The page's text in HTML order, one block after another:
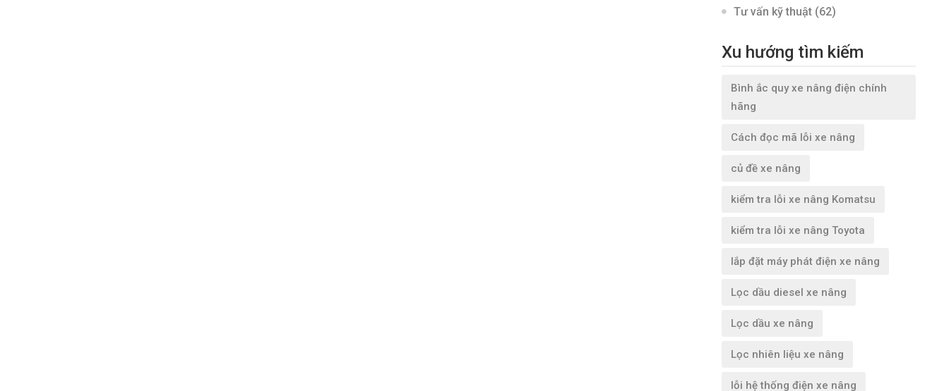
Tư vấn kỹ thuật (62)
Xu hướng tìm kiếm
Bình ắc quy xe nâng điện chính
hãng
Cách đọc mã lỗi xe nâng
củ đề xe nâng
kiểm tra lỗi xe nâng Komatsu
kiểm tra lỗi xe nâng Toyota
lắp đặt máy phát điện xe nâng
Lọc dầu diesel xe nâng
Lọc dầu xe nâng
Lọc nhiên liệu xe nâng
lỗi hệ thống điện xe nâng